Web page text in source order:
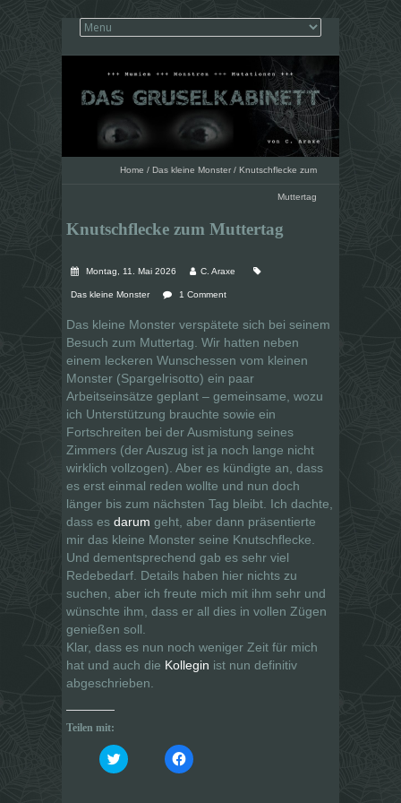
Home / Das kleine Monster / Knutschflecke zum
Muttertag
Knutschflecke zum Muttertag
Montag, 11. Mai 2026 C. Araxe
Das kleine Monster 1 Comment
Das kleine Monster verspätete sich bei seinem
Besuch zum Muttertag. Wir hatten neben
einem leckeren Wunschessen vom kleinen
Monster (Spargelrisotto) ein paar
Arbeitseinsätze geplant – gemeinsame, wozu
ich Unterstützung brauchte sowie ein
Fortschreiten bei der Ausmistung seines
Zimmers (der Auszug ist ja noch lange nicht
wirklich vollzogen). Aber es kündigte an, dass
es erst einmal reden wollte und nun doch
länger bis zum nächsten Tag bleibt. Ich dachte,
dass es darum geht, aber dann präsentierte
mir das kleine Monster seine Knutschflecke.
Und dementsprechend gab es sehr viel
Redebedarf. Details haben hier nichts zu
suchen, aber ich freute mich mit ihm sehr und
wünschte ihm, dass er all dies in vollen Zügen
genießen soll.
Klar, dass es nun noch weniger Zeit für mich
hat und auch die Kollegin ist nun definitiv
abgeschrieben.
Teilen mit:
K
l
K
l